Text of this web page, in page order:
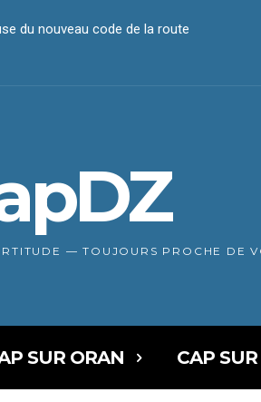
— TOUJOURS PROCHE DE
SUR ORAN CAP